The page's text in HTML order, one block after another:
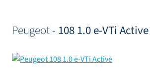
Peugeot - 108 1.0 e-VTi Active